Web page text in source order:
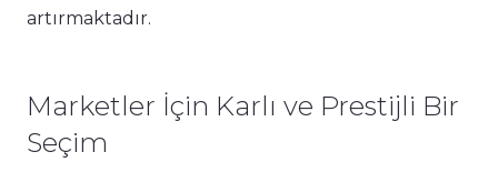
artırmaktadır.
Marketler İçin Karlı ve Prestijli Bir
Seçim